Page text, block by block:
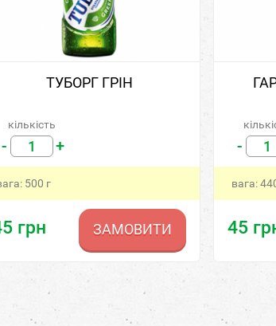
ТУБОРГ ГРІН
кількість
- +
500 г
грн ЗАМОВИТИ
-
вага:
45